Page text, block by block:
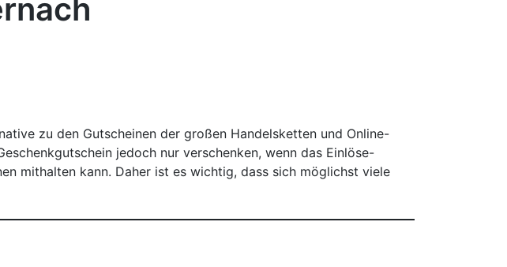
zu den Gutscheinen der großen Handelsketten und Online-
jedoch nur verschenken, wenn das Einlöse-
mithalten kann. Daher ist es wichtig, dass sich möglichst viele